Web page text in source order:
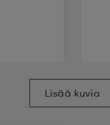
Lisää kuvia